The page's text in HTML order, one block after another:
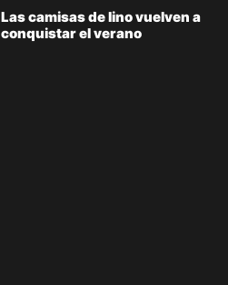
Las camisas de lino vuelven a
conquistar el verano